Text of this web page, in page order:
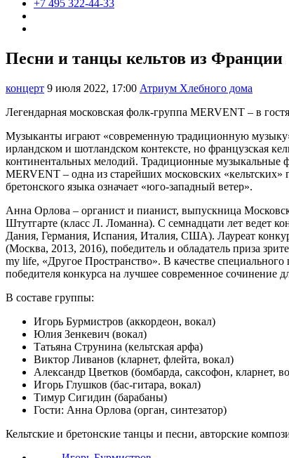
+7 495 322-44-33
Песни и танцы кельтов из Франции
концерт 9 июля 2022, 17:00 Атриум Хлебного дома
Легендарная московская фолк-группа MERVENT – в
Музыканты играют «современную традиционную
ирландском и шотландском контексте, но французская
континентальных мелодий. Традиционные музыкальные
MERVENT – одна из старейших московских
бретонского языка означает «юго-западный ветер».
Анна Орлова – органист и пианист, выпускница
Штутгарте (класс Л. Ломанна). С семнадцати лет ведет
Дания, Германия, Испания, Италия, США). Лауреат
(Москва, 2013, 2016), победитель и обладатель приза
my life, «Другое Пространство». В качестве
победителя конкурса на лучшее современное сочинение
В составе группы:
Игорь Бурмистров (аккордеон, вокал)
Юлия Зенкевич (вокал)
Татьяна Струнина (кельтская арфа)
Виктор Ливанов (кларнет, флейта, вокал)
Александр Цветков (бомбарда, саксофон, кларнет,
Игорь Глушков (бас-гитара, вокал)
Тимур Сигидин (барабаны)
Гости: Анна Орлова (орган, синтезатор)
Кельтские и бретонские танцы и песни, авторские